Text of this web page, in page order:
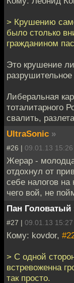
> Крушению
было столько
гражданином
Это крушение
Либеральная
тоталитарного
свалить,
UltraSonic »
#26 | 09.01.13 15:26
Жерар -
отдохнул от
себе налогов
чего вой, не
Пан Головатый
#27 | 09.01.13 15:27
Кому: kovdor,
> С одной
встревоженна
так просто.